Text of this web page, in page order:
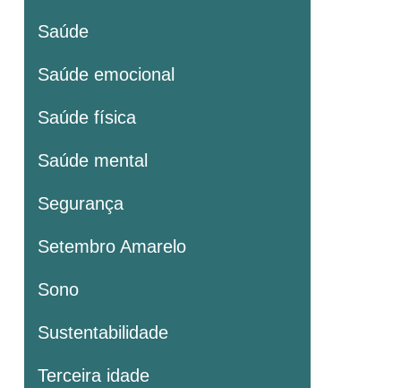
Saúde
Saúde emocional
Saúde física
Saúde mental
Segurança
Setembro Amarelo
Sono
Sustentabilidade
Terceira idade